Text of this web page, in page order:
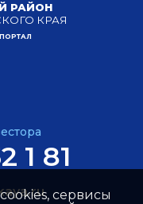
РАЙОН
КРАЯ
1 81
сервисы